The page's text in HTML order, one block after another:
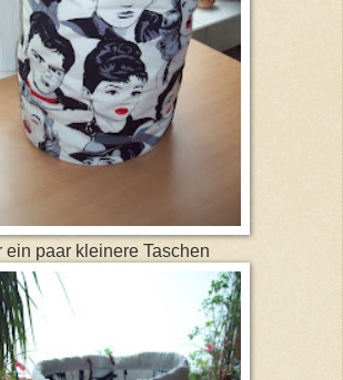
ein paar kleinere Taschen